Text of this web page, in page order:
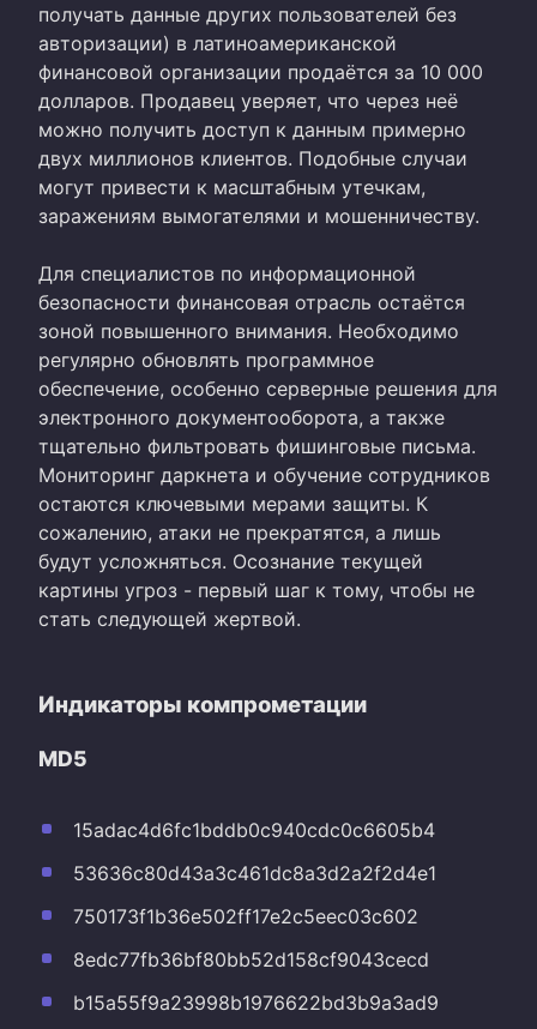
получать данные других пользователей без
авторизации) в латиноамериканской
финансовой организации продаётся за 10 000
долларов. Продавец уверяет, что через неё
можно получить доступ к данным примерно
двух миллионов клиентов. Подобные случаи
могут привести к масштабным утечкам,
заражениям вымогателями и мошенничеству.
Для специалистов по информационной
безопасности финансовая отрасль остаётся
зоной повышенного внимания. Необходимо
регулярно обновлять программное
обеспечение, особенно серверные решения для
электронного документооборота, а также
тщательно фильтровать фишинговые письма.
Мониторинг даркнета и обучение сотрудников
остаются ключевыми мерами защиты. К
сожалению, атаки не прекратятся, а лишь
будут усложняться. Осознание текущей
картины угроз - первый шаг к тому, чтобы не
стать следующей жертвой.
Индикаторы компрометации
MD5
15adac4d6fc1bddb0c940cdc0c6605b4
53636c80d43a3c461dc8a3d2a2f2d4e1
750173f1b36e502ff17e2c5eec03c602
8edc77fb36bf80bb52d158cf9043cecd
b15a55f9a23998b1976622bd3b9a3ad9